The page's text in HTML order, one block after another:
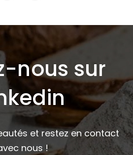
nous sur
et restez en contact
nous !